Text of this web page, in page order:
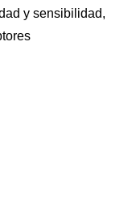
y sensibilidad,